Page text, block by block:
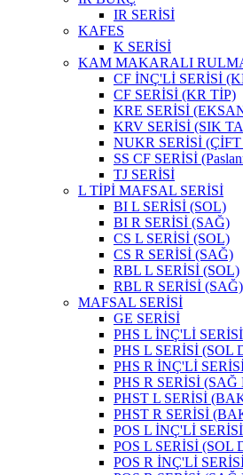
IR SERİSİ
KAFES
K SERİSİ
KAM MAKARALI
CF İNÇ'Lİ SERİSİ
CF SERİSİ (KR TİP)
KRE SERİSİ
KRV SERİSİ (SIK
NUKR SERİSİ
SS CF SERİSİ
TJ SERİSİ
L TİPİ MAFSAL SERİSİ
BI L SERİSİ (SOL)
BI R SERİSİ (SAĞ)
CS L SERİSİ (SOL)
CS R SERİSİ (SAĞ)
RBL L SERİSİ (SOL)
RBL R SERİSİ (SAĞ)
MAFSAL SERİSİ
GE SERİSİ
PHS L İNÇ'Lİ
PHS L SERİSİ (SOL
PHS R İNÇ'Lİ
PHS R SERİSİ (SAĞ
PHST L SERİSİ
PHST R SERİSİ
POS L İNÇ'Lİ
POS L SERİSİ (SOL
POS R İNÇ'Lİ